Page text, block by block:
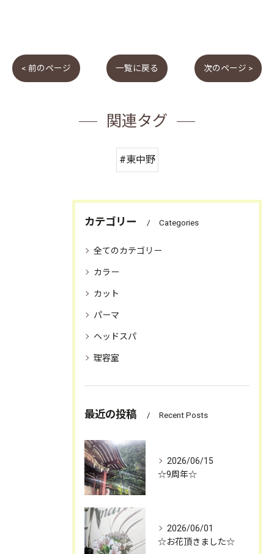
< 前のページ 一覧に戻る 次のページ >
関連タグ
#東中野
カテゴリー Categories
全てのカテゴリー
カラー
カット
パーマ
ヘッドスパ
理容室
最近の投稿 Recent Posts
2026/06/15
☆9周年☆
2026/06/01
☆お花頂きました☆